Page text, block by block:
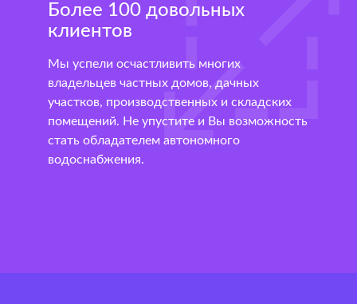
Более 100 довольных
клиентов
Мы успели осчастливить многих
владельцев частных домов, дачных
участков, производственных и складских
помещений. Не упустите и Вы возможность
стать обладателем автономного
водоснабжения.